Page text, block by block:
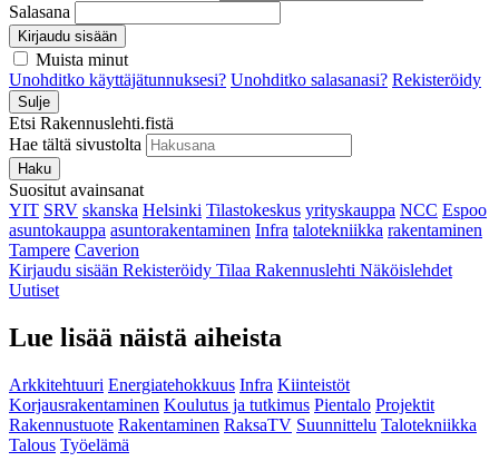
Salasana
Kirjaudu sisään
Muista minut
Unohditko käyttäjätunnuksesi? Unohditko salasanasi? Rekisteröidy
Sulje
Etsi Rakennuslehti.fistä
Hae tältä sivustolta
Haku
Suositut avainsanat
YIT SRV skanska Helsinki Tilastokeskus yrityskauppa NCC Espoo
asuntokauppa asuntorakentaminen Infra talotekniikka rakentaminen
Tampere Caverion
Kirjaudu sisään Rekisteröidy Tilaa Rakennuslehti Näköislehdet
Uutiset
Lue lisää näistä aiheista
Arkkitehtuuri Energiatehokkuus Infra Kiinteistöt
Korjausrakentaminen Koulutus ja tutkimus Pientalo Projektit
Rakennustuote Rakentaminen RaksaTV Suunnittelu Talotekniikka
Talous Työelämä